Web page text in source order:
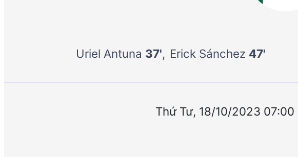
Uriel Antuna 37' Erick Sánchez 47'
Thứ Tư, 18/10/2023 07:00